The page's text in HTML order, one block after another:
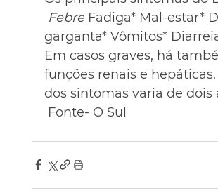
Febre Fadiga* Mal-estar*
garganta* Vômitos*
Em casos graves, há
funções renais e
dos sintomas varia de dois
Fonte- O Sul